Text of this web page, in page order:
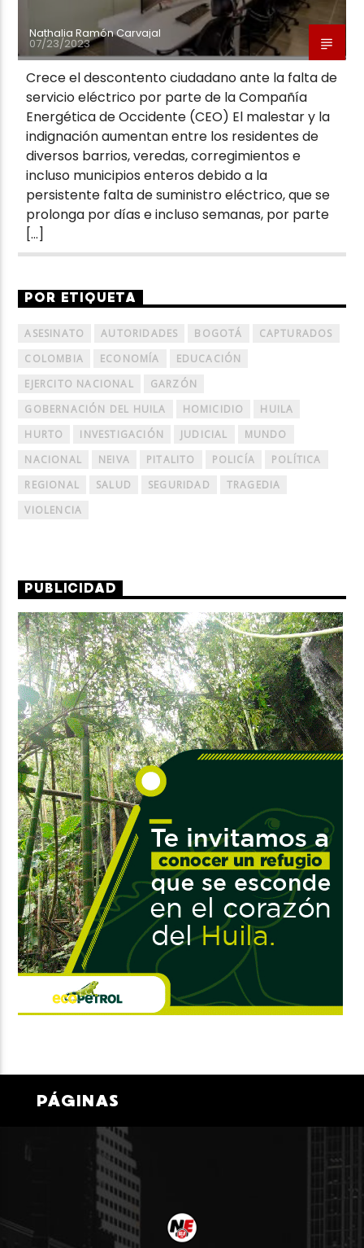
Nathalia Ramón Carvajal
07/23/2023
Crece el descontento ciudadano ante la falta de
servicio eléctrico por parte de la Compañía
Energética de Occidente (CEO) El malestar y la
indignación aumentan entre los residentes de
diversos barrios, veredas, corregimientos e
incluso municipios enteros debido a la
persistente falta de suministro eléctrico, que se
prolonga por días e incluso semanas, por parte
[…]
POR ETIQUETA
ASESINATO AUTORIDADES BOGOTÁ
CAPTURADOS
COLOMBIA
ECONOMÍA
EDUCACIÓN
EJERCITO NACIONAL
GARZÓN
GOBERNACIÓN DEL HUILA
HOMICIDIO
HUILA
HURTO
INVESTIGACIÓN JUDICIAL
MUNDO
NACIONAL
NEIVA PITALITO POLICÍA
POLÍTICA
REGIONAL
SALUD SEGURIDAD
TRAGEDIA
VIOLENCIA
PUBLICIDAD
PÁGINAS